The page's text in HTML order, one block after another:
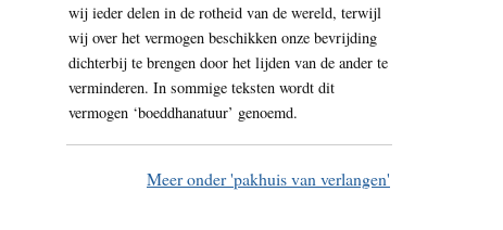
wij ieder delen in de rotheid van de wereld, terwijl
wij over het vermogen beschikken onze bevrijding
dichterbij te brengen door het lijden van de ander te
verminderen. In sommige teksten wordt dit
vermogen ‘boeddhanatuur’ genoemd.
Meer onder 'pakhuis van verlangen'